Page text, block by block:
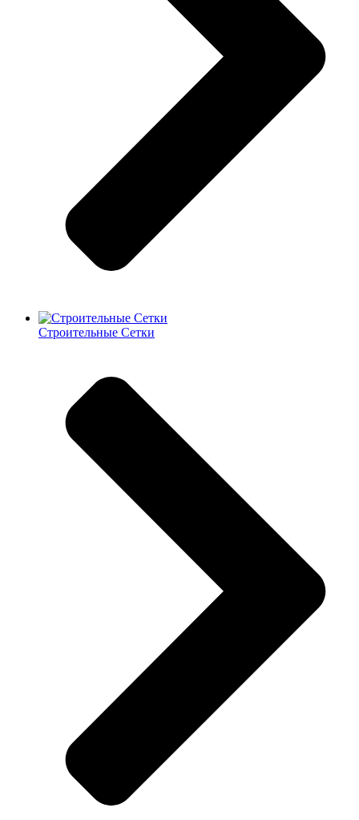
Строительные Сетки